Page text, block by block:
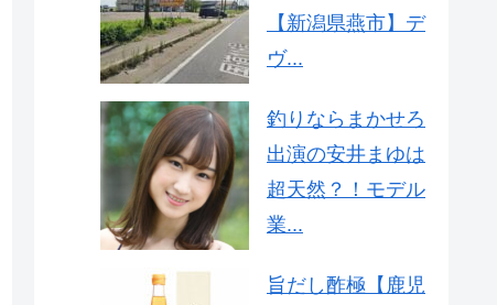
【新潟県燕市】デ
ヴ...
釣りならまかせろ
出演の安井まゆは
超天然？！モデル
業...
旨だし酢極【鹿児